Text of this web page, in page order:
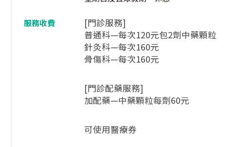
服務收費
[門診服務]
普通科—每次120元包2劑中藥顆粒
針灸科—每次160元
骨傷科—每次160元
[門診配藥服務]
加配藥—中藥顆粒每劑60元
可使用醫療券